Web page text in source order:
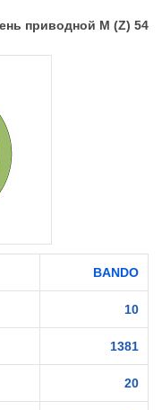
приводной M (Z) 54
BANDO
10
1381
20